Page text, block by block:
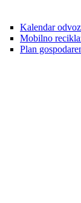
Kalendar
Mobilno
Plan